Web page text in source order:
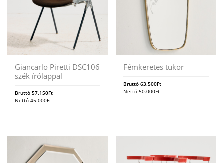
Giancarlo Piretti DSC106
szék írólappal
Bruttó 57.150Ft
Nettó 45.000Ft
Fémkeretes tükör
Bruttó63.500Ft
Nettó50.000Ft